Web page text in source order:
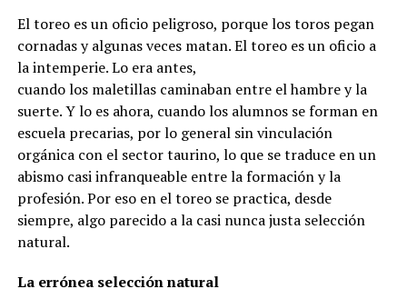
El toreo es un oficio peligroso, porque los toros pegan
cornadas y algunas veces matan. El toreo es un oficio a
la intemperie. Lo era antes,
cuando los maletillas caminaban entre el hambre y la
suerte. Y lo es ahora, cuando los alumnos se forman en
escuela precarias, por lo general sin vinculación
orgánica con el sector taurino, lo que se traduce en un
abismo casi infranqueable entre la formación y la
profesión. Por eso en el toreo se practica, desde
siempre, algo parecido a la casi nunca justa selección
natural.
La errónea selección natural